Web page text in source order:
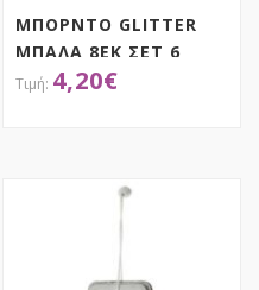
ΜΠΟΡΝΤΟ GLITTER
ΜΠΑΛΑ 8ΕΚ ΣΕΤ 6
4,20€